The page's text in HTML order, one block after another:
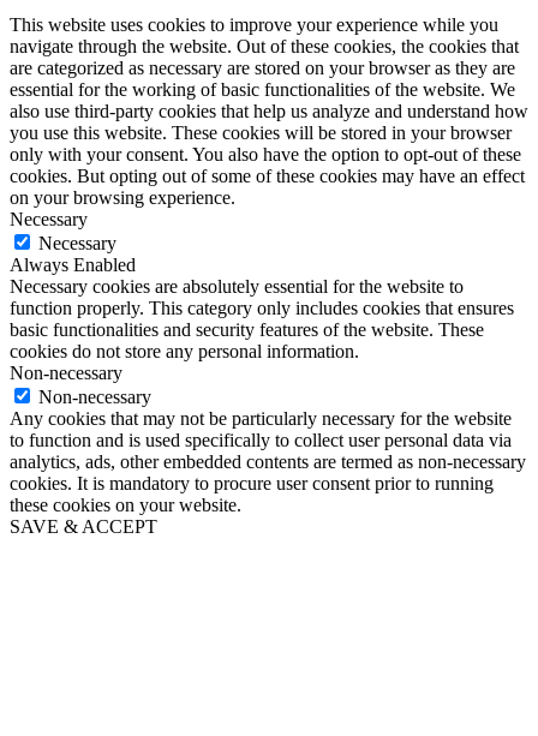
This website uses cookies to improve your experience while you
navigate through the website. Out of these cookies, the cookies that
are categorized as necessary are stored on your browser as they are
essential for the working of basic functionalities of the website. We
also use third-party cookies that help us analyze and understand how
you use this website. These cookies will be stored in your browser
only with your consent. You also have the option to opt-out of these
cookies. But opting out of some of these cookies may have an effect
on your browsing experience.
Necessary
Necessary
Always Enabled
Necessary cookies are absolutely essential for the website to
function properly. This category only includes cookies that ensures
basic functionalities and security features of the website. These
cookies do not store any personal information.
Non-necessary
Non-necessary
Any cookies that may not be particularly necessary for the website
to function and is used specifically to collect user personal data via
analytics, ads, other embedded contents are termed as non-necessary
cookies. It is mandatory to procure user consent prior to running
these cookies on your website.
SAVE & ACCEPT